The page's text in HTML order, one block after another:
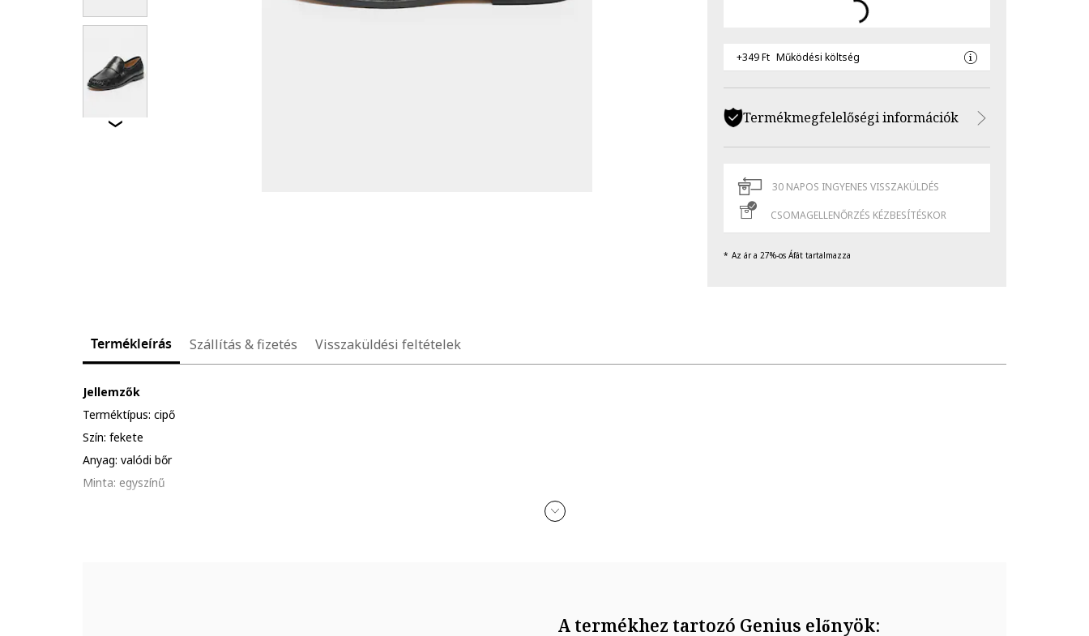
+349 Ft Működési költség
Termékmegfelelőségi információk
30 NAPOS INGYENES VISSZAKÜLDÉS
CSOMAGELLENŐRZÉS KÉZBESÍTÉSKOR
Az ár a 27%-os Áfát tartalmazza
Termékleírás Szállítás & fizetés Visszaküldési feltételek
Jellemzők
Terméktípus: cipő
Szín: fekete
Anyag: valódi bőr
Minta: egyszínű
A termékhez tartozó Genius előnyök: